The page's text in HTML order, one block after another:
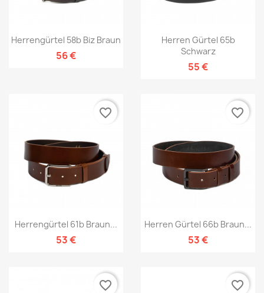
Herrengürtel 58b Biz Braun
56 €
Herren Gürtel 65b
Schwarz
55 €
Herrengürtel 61b Braun...
53 €
favorite_border
Herren Gürtel 66b Braun...
53 €
favorite_border
favorite_border favorite_border